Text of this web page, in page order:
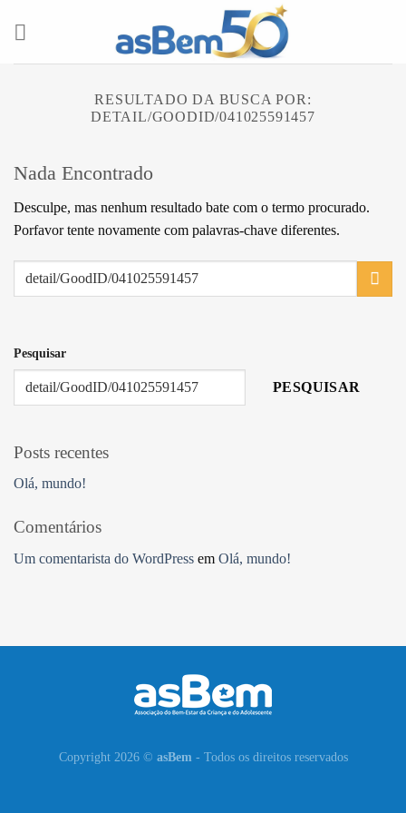
RESULTADO DA BUSCA POR:
DETAIL/GOODID/041025591457
Nada Encontrado
Desculpe, mas nenhum resultado bate com o termo procurado.
Porfavor tente novamente com palavras-chave diferentes.
Pesquisar
PESQUISAR
Posts recentes
Olá, mundo!
Comentários
Um comentarista do WordPress em Olá, mundo!
Copyright 2026 © asBem - Todos os direitos reservados